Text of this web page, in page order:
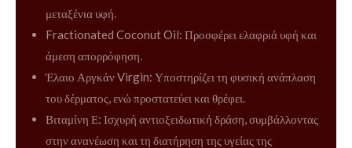
μεταξένια υφή.
Fractionated Coconut Oil: Προσφέρει ελαφριά υφή και
άμεση απορρόφηση.
Έλαιο Αργκάν Virgin: Υποστηρίζει τη φυσική ανάπλαση
του δέρματος, ενώ προστατεύει και θρέφει.
Βιταμίνη Ε: Ισχυρή αντιοξειδωτική δράση, συμβάλλοντας
στην ανανέωση και τη διατήρηση της υγείας της